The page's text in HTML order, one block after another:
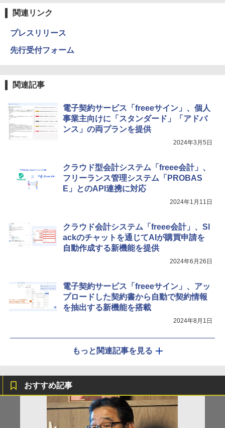
関連リンク
プレスリリース
先行受付フォーム
関連記事
電子契約サービス「freeeサイン」、個人
事業主向けに「スタンダード」「アドバ
ンス」の両プランを提供
2024年3月5日
クラウド型会計システム「freee会計」、
フリーランス管理システム「PROBAS
E」とのAPI連携に対応
2024年1月11日
クラウド会計システム「freee会計」、Sl
ackのチャットを通じてAIが購買申請を
自動作成する新機能を提供
2024年6月26日
電子契約サービス「freeeサイン」、アッ
プロードした契約書から自動で契約情報
を抽出する新機能を搭載
2024年8月1日
もっと関連記事を見る
おすすめ記事